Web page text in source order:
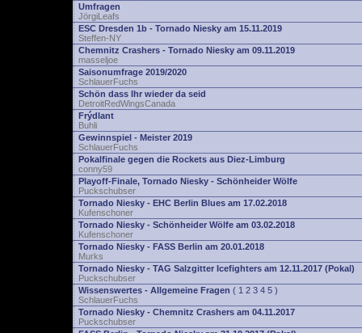
Umfragen
JörgiLeafs
ESC Dresden 1b - Tornado Niesky am 15.11.2019
Steffen-NY
Chemnitz Crashers - Tornado Niesky am 09.11.2019
masseljoe
Saisonumfrage 2019/2020
SchlauerFuchs
Schön dass Ihr wieder da seid
DetroitRedWingsCanada
Frýdlant
Buhli
Gewinnspiel - Meister 2019
SchlauerFuchs
Pokalfinale gegen die Rockets aus Diez-Limburg
conny59
Playoff-Finale, Tornado Niesky - Schönheider Wölfe
Puckschubser
Tornado Niesky - EHC Berlin Blues am 17.02.2018
Kufenschoner
Tornado Niesky - Schönheider Wölfe am 03.02.2018
Kufenschoner
Tornado Niesky - FASS Berlin am 20.01.2018
Murks
Tornado Niesky - TAG Salzgitter Icefighters am 12.11.2017 (Pokal)
Puckschubser
Wissenswertes - Allgemeine Fragen ( 1 2 3 4 5 )
SchlauerFuchs
Tornado Niesky - Chemnitz Crashers am 04.11.2017
Puckschubser